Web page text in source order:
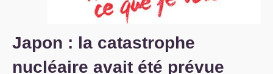
Japon : la catastrophe
nucléaire avait été prévue